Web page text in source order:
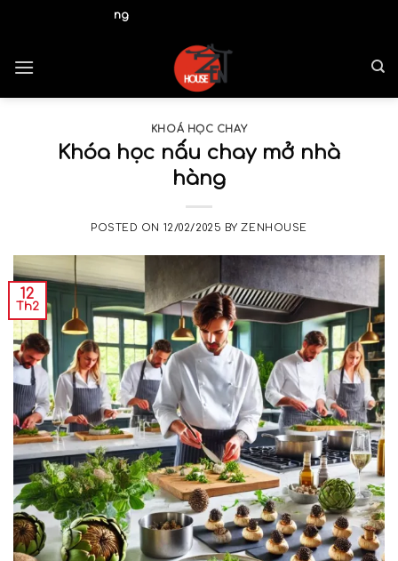
Gắn Kết Yêu Thương
KHOÁ HỌC CHAY
Khóa học nấu chay mở nhà
hàng
POSTED ON 12/02/2025 BYZENHOUSE
12
Th2